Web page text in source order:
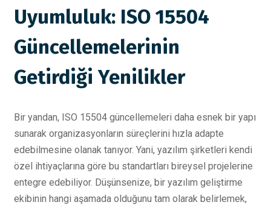
Uyumluluk: ISO 15504
Güncellemelerinin
Getirdiği Yenilikler
Bir yandan, ISO 15504 güncellemeleri daha esnek bir yapı
sunarak organizasyonların süreçlerini hızla adapte
edebilmesine olanak tanıyor. Yani, yazılım şirketleri kendi
özel ihtiyaçlarına göre bu standartları bireysel projelerine
entegre edebiliyor. Düşünsenize, bir yazılım geliştirme
ekibinin hangi aşamada olduğunu tam olarak belirlemek,